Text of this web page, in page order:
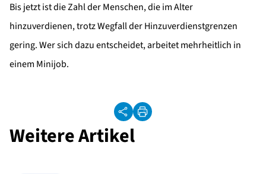
Bis jetzt ist die Zahl der Menschen, die im Alter
hinzuverdienen, trotz Wegfall der Hinzuverdienstgrenzen
gering. Wer sich dazu entscheidet, arbeitet mehrheitlich in
einem Minijob.
Weitere Artikel